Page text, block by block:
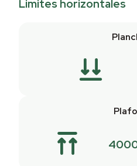
Limites horizontales